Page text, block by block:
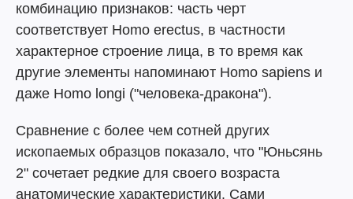
комбинацию признаков: часть черт
соответствует Homo erectus, в частности
характерное строение лица, в то время как
другие элементы напоминают Homo sapiens и
даже Homo longi ("человека-дракона").
Сравнение с более чем сотней других
ископаемых образцов показало, что "Юньсянь
2" сочетает редкие для своего возраста
анатомические характеристики. Сами